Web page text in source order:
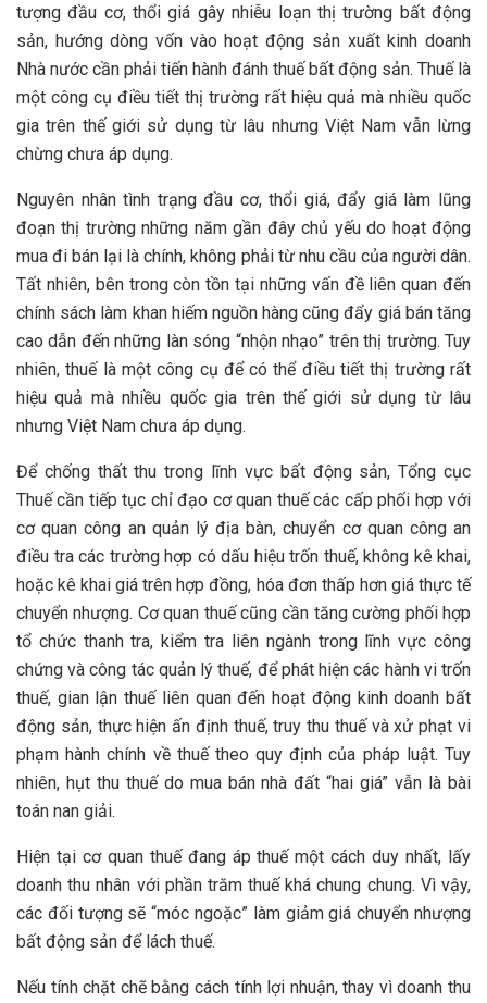
tượng đầu cơ, thổi giá gây nhiễu loạn thị trường bất động
sản, hướng dòng vốn vào hoạt động sản xuất kinh doanh
Nhà nước cần phải tiến hành đánh thuế bất động sản. Thuế là
một công cụ điều tiết thị trường rất hiệu quả mà nhiều quốc
gia trên thế giới sử dụng từ lâu nhưng Việt Nam vẫn lừng
chừng chưa áp dụng.
Nguyên nhân tình trạng đầu cơ, thổi giá, đẩy giá làm lũng
đoạn thị trường những năm gần đây chủ yếu do hoạt động
mua đi bán lại là chính, không phải từ nhu cầu của người dân.
Tất nhiên, bên trong còn tồn tại những vấn đề liên quan đến
chính sách làm khan hiếm nguồn hàng cũng đẩy giá bán tăng
cao dẫn đến những làn sóng “nhộn nhạo” trên thị trường. Tuy
nhiên, thuế là một công cụ để có thể điều tiết thị trường rất
hiệu quả mà nhiều quốc gia trên thế giới sử dụng từ lâu
nhưng Việt Nam chưa áp dụng.
Để chống thất thu trong lĩnh vực bất động sản, Tổng cục
Thuế cần tiếp tục chỉ đạo cơ quan thuế các cấp phối hợp với
cơ quan công an quản lý địa bàn, chuyển cơ quan công an
điều tra các trường hợp có dấu hiệu trốn thuế, không kê khai,
hoặc kê khai giá trên hợp đồng, hóa đơn thấp hơn giá thực tế
chuyển nhượng. Cơ quan thuế cũng cần tăng cường phối hợp
tổ chức thanh tra, kiểm tra liên ngành trong lĩnh vực công
chứng và công tác quản lý thuế, để phát hiện các hành vi trốn
thuế, gian lận thuế liên quan đến hoạt động kinh doanh bất
động sản, thực hiện ấn định thuế, truy thu thuế và xử phạt vi
phạm hành chính về thuế theo quy định của pháp luật. Tuy
nhiên, hụt thu thuế do mua bán nhà đất “hai giá” vẫn là bài
toán nan giải.
Hiện tại cơ quan thuế đang áp thuế một cách duy nhất, lấy
doanh thu nhân với phần trăm thuế khá chung chung. Vì vậy,
các đối tượng sẽ “móc ngoặc” làm giảm giá chuyển nhượng
bất động sản để lách thuế.
Nếu tính chặt chẽ bằng cách tính lợi nhuận, thay vì doanh thu